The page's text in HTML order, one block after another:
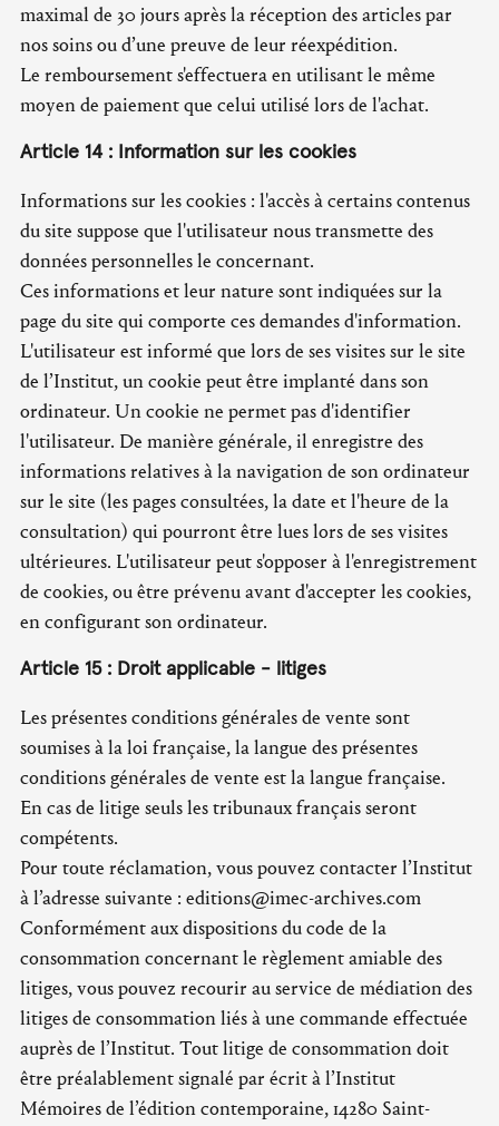
maximal de 30 jours après la réception des articles par
nos soins ou d’une preuve de leur réexpédition.
Le remboursement s'effectuera en utilisant le même
moyen de paiement que celui utilisé lors de l'achat.
Article 14 : Information sur les cookies
Informations sur les cookies : l'accès à certains contenus
du site suppose que l'utilisateur nous transmette des
données personnelles le concernant.
Ces informations et leur nature sont indiquées sur la
page du site qui comporte ces demandes d'information.
L'utilisateur est informé que lors de ses visites sur le site
de l’Institut, un cookie peut être implanté dans son
ordinateur. Un cookie ne permet pas d'identifier
l'utilisateur. De manière générale, il enregistre des
informations relatives à la navigation de son ordinateur
sur le site (les pages consultées, la date et l'heure de la
consultation) qui pourront être lues lors de ses visites
ultérieures. L'utilisateur peut s'opposer à l'enregistrement
de cookies, ou être prévenu avant d'accepter les cookies,
en configurant son ordinateur.
Article 15 : Droit applicable - litiges
Les présentes conditions générales de vente sont
soumises à la loi française, la langue des présentes
conditions générales de vente est la langue française.
En cas de litige seuls les tribunaux français seront
compétents.
Pour toute réclamation, vous pouvez contacter l’Institut
à l’adresse suivante : editions@imec-archives.com
Conformément aux dispositions du code de la
consommation concernant le règlement amiable des
litiges, vous pouvez recourir au service de médiation des
litiges de consommation liés à une commande effectuée
auprès de l’Institut. Tout litige de consommation doit
être préalablement signalé par écrit à l’Institut
Mémoires de l’édition contemporaine, 14280 Saint-